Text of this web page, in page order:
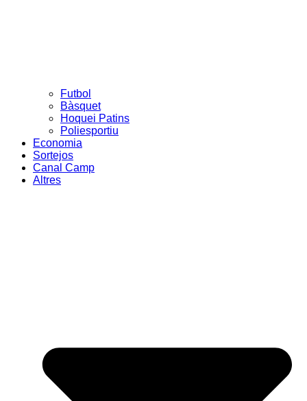
Futbol
Bàsquet
Hoquei Patins
Poliesportiu
Economia
Sortejos
Canal Camp
Altres